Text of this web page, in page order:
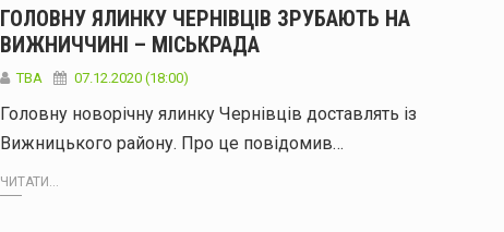
ГОЛОВНУ ЯЛИНКУ ЧЕРНІВЦІВ ЗРУБАЮТЬ НА
ВИЖНИЧЧИНІ – МІСЬКРАДА
TBA 07.12.2020 (18:00)
Головну новорічну ялинку Чернівців доставлять із
Вижницького району. Про це повідомив…
ЧИТАТИ...